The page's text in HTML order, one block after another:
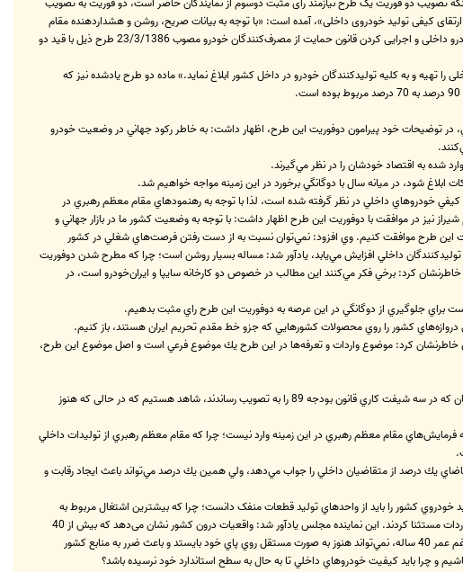
حاضر به دو فوریت آن رای دادند. با توجه به اینکه تصویب دو فوریت یک طرح نیازمند رای مثبت دوسوم از نمایندگان حاضر است، دو فوریت به تصویب
با 140 رای مثبت تصویب شد. در مقدمه توجیهی «طرح ارتقای کیفی تولید خودروی داخلی»، آمده است: «با توجه به بیانات صریح، روشن و هشدار‌دهنده مقام
معظم رهبری حضرت آیت الله خامنه‌ای در بازدید از یکی از کارخانه‌های تولید خودرو در ارتباط با ضرورت ارتقای سطح کیفی تولیدات خودرو داخلی و اجرايی کردن قانون حمایت از مصرف‌کنندگان خودرو مصوب 23/3/1386 طرح ذیل با قید دو
و به کلیه تولیدکنندگان خودرو در داخل کشور ابلاغ نماید.» ماده دو طرح یادشده نیز که
توضيحات خود پيرامون دوفوريت اين طرح، اظهار داشت: به خاطر ركود جهاني در وضعيت خودرو
شده به اقتصاد خودشان را در نظر مي‌گيرند.
شود، در میانه سال با دوگانگي برخورد در اين زمينه مواجه خواهيم شد.
كيفي خودروهاي داخلي در نظر گرفته شده است، لذا با توجه به رهنمودهاي مقام معظم رهبري در
نيز در موافقت با دوفوريت اين طرح اظهار داشت: با توجه به وضعيت كشور ما در بازار جهاني و
اين طرح موافقت كنيم. وي افزود: نمي‌توان نسبت به از دست رفتن فرصت‌هاي شغلي در كشور
داخلي افزايش مي‌يابد، يادآور شد: مساله بسيار روشن است؛ چرا كه مطرح شدن دوفوريت
كرد: برخي فكر مي‌كنند اين مطالب در خصوص دو كارخانه سايپا و ايران‌خودرو است، در
دروازه‌هاي كشور را روي محصولات كشورهايي كه جزو خط مقدم تحريم ايران هستند، باز كنيم.
خاطرنشان كرد: موضوع واردات و تعرفه‌ها در اين طرح يك موضوع فرعي است و اصل موضوع اين طرح،
از سوی دیگر، مصطفي كواكبيان نماينده مردم سمنان در مخالفت با دو فوريت اين طرح خاطرنشان كرد: به‌رغم همه تلاش‌هاي نمايندگان که در سه شيفت كاري قانون بودجه 89 را به تصویب رساندند، شاهد هستيم كه در حالی که هنوز
مقام معظم رهبري در اين زمينه وارد نيست؛ چرا كه مقام معظم رهبري از توليدات داخلي
يك درصد از متقاضيان داخلي را جواب مي‌دهد، ولي همين يك درصد مي‌تواند باعث ايجاد رقابت و
خودروي كشور را بايد از واحدهاي توليد قطعات منفک دانست؛ چرا كه بيشترين اشتغال مربوط به
واحدهاي توليد قطعات است که با توجه به اهميت اشتغال در كشور، نمايندگان در بررسي و تصويب لايحه بودجه، بحث قطعات را از واردات مستثنا كردند. اين نماينده مجلس يادآور شد: واقعيات درون كشور نشان می‌دهد که بيش از 40
سال است ايران‌خودرو به عنوان صنعت خودروسازي ملي كشور، ضرر مي‌دهد و متكي به كمك‌هاي دولت است. وی افزود: اين نوزاد به‌رغم عمر 40 ساله، نمي‌تواند هنوز به صورت مستقل روي پاي خود بايستد و باعث ضرر به منابع كشور
و چرا بايد كيفيت خودروهاي داخلي تا به حال به سطح استاندارد خود نرسيده باشد؟